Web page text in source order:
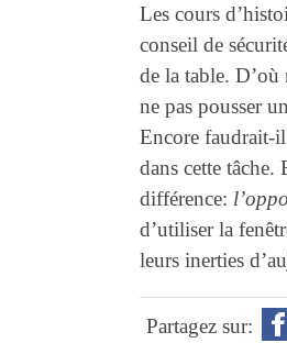
Les cours
conseil de
de la table.
ne pas pousser
Encore faudrait-
dans cette tâche.
différence:
d’utiliser la
leurs inerties
Partagez sur: